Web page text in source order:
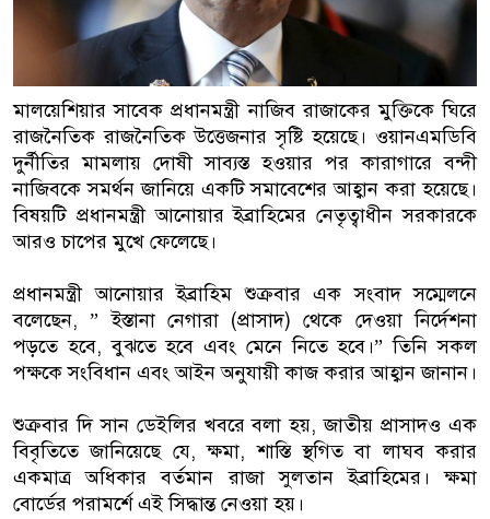
আটক
ফেব্রুয়ারিতে নির্বাচন হবে বলে মনে
ইসলাম
আগামী নির্বাচনে প্রবাসীদের
মালয়েশিয়ায় ড. মুহাম্মদ ইউনূসকে লাল
মালয়েশিয়ার সাবেক প্রধানমন্ত্রী নাজিব রাজাকের মুক্তিকে ঘিরে
রাজনৈতিক রাজনৈতিক উত্তেজনার সৃষ্টি হয়েছে। ওয়ানএমডিবি
দুর্নীতির মামলায় দোষী সাব্যস্ত হওয়ার পর কারাগারে বন্দী
নাজিবকে সমর্থন জানিয়ে একটি সমাবেশের আহ্বান করা হয়েছে।
বিষয়টি প্রধানমন্ত্রী আনোয়ার ইব্রাহিমের নেতৃত্বাধীন সরকারকে
আরও চাপের মুখে ফেলেছে।
প্রধানমন্ত্রী আনোয়ার ইব্রাহিম শুক্রবার এক সংবাদ সম্মেলনে
বলেছেন, ” ইস্তানা নেগারা (প্রাসাদ) থেকে দেওয়া নির্দেশনা
পড়তে হবে, বুঝতে হবে এবং মেনে নিতে হবে।” তিনি সকল
পক্ষকে সংবিধান এবং আইন অনুযায়ী কাজ করার আহ্বান জানান।
শুক্রবার দি সান ডেইলির খবরে বলা হয়, জাতীয় প্রাসাদও এক
বিবৃতিতে জানিয়েছে যে, ক্ষমা, শাস্তি স্থগিত বা লাঘব করার
একমাত্র অধিকার বর্তমান রাজা সুলতান ইব্রাহিমের। ক্ষমা
বোর্ডের পরামর্শে এই সিদ্ধান্ত নেওয়া হয়।